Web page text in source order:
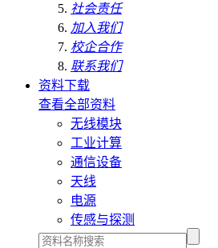
社会责任
加入我们
校企合作
联系我们
资料下载
查看全部资料
无线模块
工业计算
通信设备
天线
电源
传感与探测